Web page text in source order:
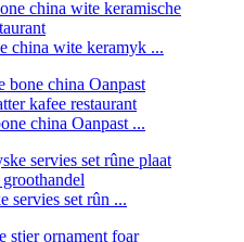
china wite keramyk ...
china Oanpast ...
servies set rûn ...